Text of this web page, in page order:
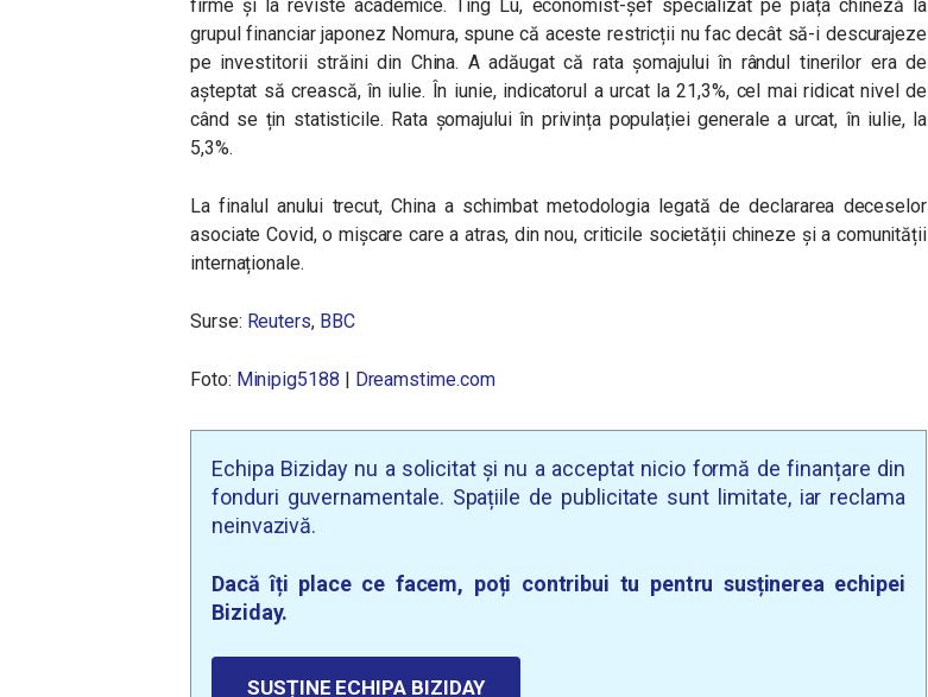
firme și la reviste academice. Ting Lu, economist-șef specializat pe piața chineză la
grupul financiar japonez Nomura, spune că aceste restricții nu fac decât să-i descurajeze
pe investitorii străini din China. A adăugat că rata șomajului în rândul tinerilor era de
așteptat să crească, în iulie. În iunie, indicatorul a urcat la 21,3%, cel mai ridicat nivel de
când se țin statisticile. Rata șomajului în privința populației generale a urcat, în iulie, la
5,3%.
La finalul anului trecut, China a schimbat metodologia legată de declararea deceselor
asociate Covid, o mișcare care a atras, din nou, criticile societății chineze și a comunității
internaționale.
Surse: Reuters, BBC
Foto: Minipig5188 | Dreamstime.com
Echipa Biziday nu a solicitat și nu a acceptat nicio formă de finanțare din
fonduri guvernamentale. Spațiile de publicitate sunt limitate, iar reclama
neinvazivă.
Dacă îți place ce facem, poți contribui tu pentru susținerea echipei
Biziday.
SUSȚINE ECHIPA BIZIDAY